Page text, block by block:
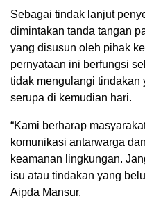
Sebagai tindak lanjut
dimintakan tanda tangan
yang disusun oleh pihak
pernyataan ini berfungsi
tidak mengulangi tindakan
serupa di kemudian hari.
“Kami berharap
komunikasi antarwarga
keamanan lingkungan.
isu atau tindakan yang
Aipda Mansur.